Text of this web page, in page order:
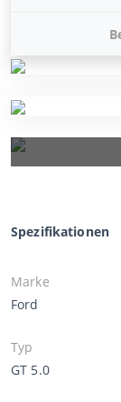
Spezifikationen
Marke
Ford
Typ
GT 5.0